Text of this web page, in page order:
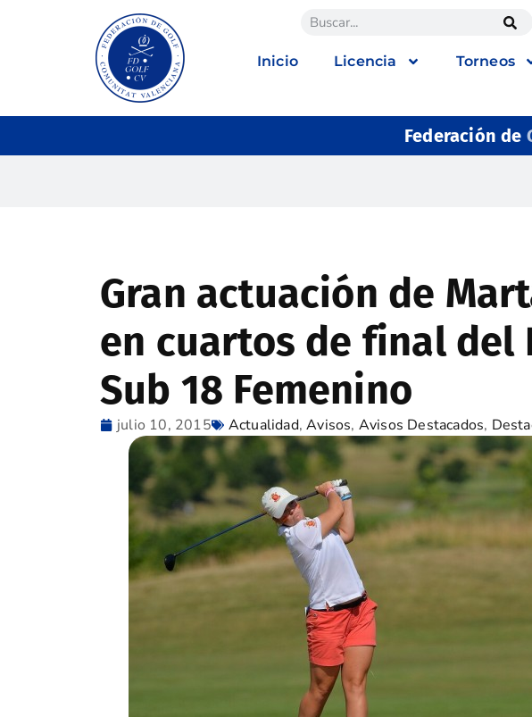
Inicio Licencia Torneos
Federación de
Gran actuación de
en cuartos de final del
Sub 18 Femenino
julio 10, 2015 Actualidad,Avisos, Avisos Destacados,